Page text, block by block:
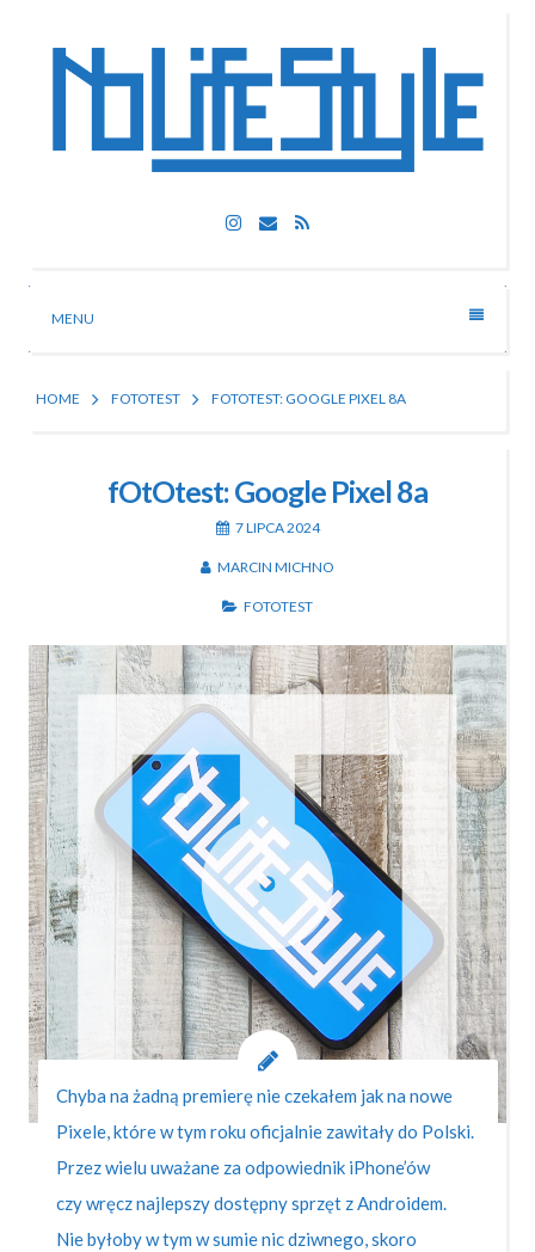
Nolife Style
Technologia, fotografia, rozrywka
Instagram
EmailRSS
MENU
HOME FOTOTEST FOTOTEST: GOOGLE PIXEL 8A
fOtOtest: Google Pixel 8a
7 LIPCA 2024
MARCIN MICHNO
FOTOTEST
Chyba na żadną premierę nie czekałem jak na nowe
Pixele, które w tym roku oficjalnie zawitały do Polski.
Przez wielu uważane za odpowiednik iPhone’ów
czy wręcz najlepszy dostępny sprzęt z Androidem.
Nie byłoby w tym w sumie nic dziwnego, skoro